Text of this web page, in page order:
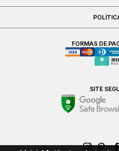
FORMAS DE
SITE